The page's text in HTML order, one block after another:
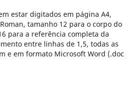
estar digitados em página A4,
tamanho 12 para o corpo do
para a referência completa da
entre linhas de 1,5, todas as
e em formato Microsoft Word (.doc